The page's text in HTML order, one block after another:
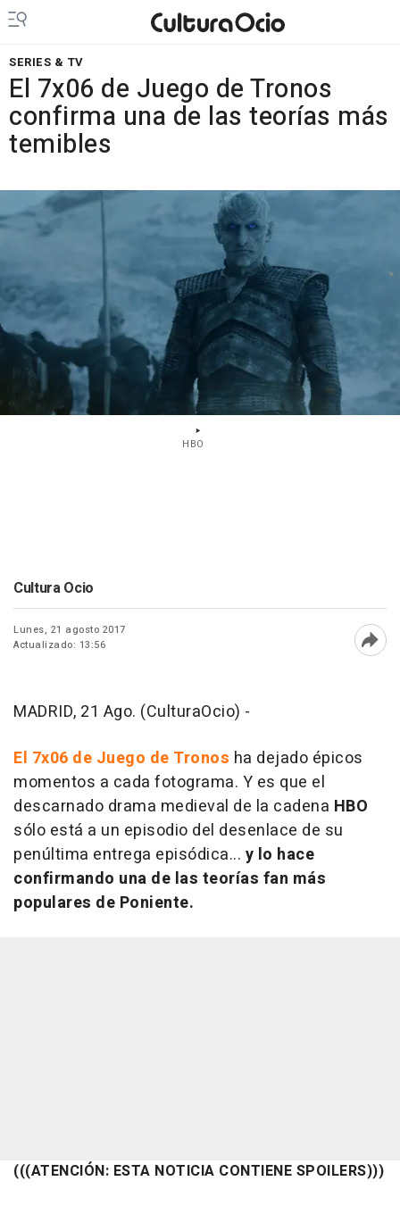
SERIES & TV
El 7x06 de Juego de Tronos
confirma una de las teorías más
temibles
HBO
Cultura Ocio
Lunes, 21 agosto 2017
Actualizado: 13:56
MADRID, 21 Ago. (CulturaOcio) -
El 7x06 de Juego de Tronos ha dejado épicos
momentos a cada fotograma. Y es que el
descarnado drama medieval de la cadena HBO
sólo está a un episodio del desenlace de su
penúltima entrega episódica... y lo hace
confirmando una de las teorías fan más
populares de Poniente.
(((ATENCIÓN: ESTA NOTICIA CONTIENE SPOILERS)))